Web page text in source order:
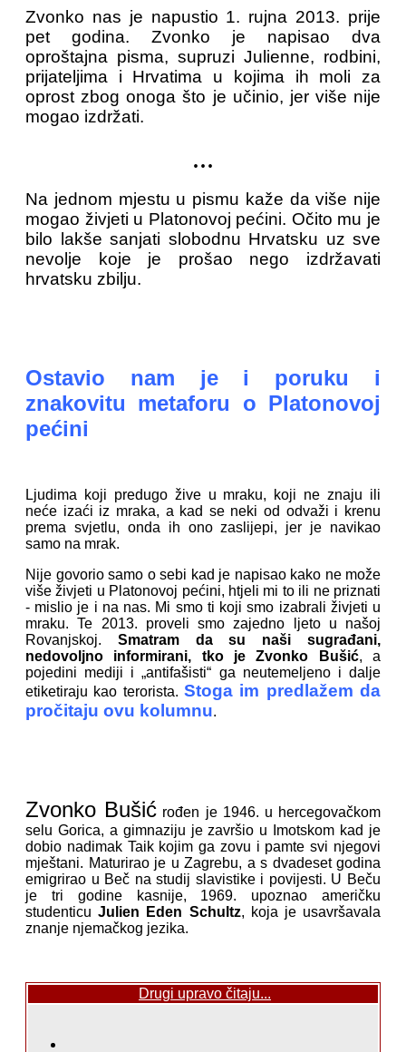
Zvonko nas je napustio 1. rujna 2013. prije
pet godina. Zvonko je napisao dva
oproštajna pisma, supruzi Julienne, rodbini,
prijateljima i Hrvatima u kojima ih moli za
oprost zbog onoga što je učinio, jer više nije
mogao izdržati.
...
Na jednom mjestu u pismu kaže da više nije
mogao živjeti u Platonovoj pećini. Očito mu je
bilo lakše sanjati slobodnu Hrvatsku uz sve
nevolje koje je prošao nego izdržavati
hrvatsku zbilju.
Ostavio nam je i poruku i
znakovitu metaforu o Platonovoj
pećini
Ljudima koji predugo žive u mraku, koji ne znaju ili
neće izaći iz mraka, a kad se neki od odvaži i krenu
prema svjetlu, onda ih ono zaslijepi, jer je navikao
samo na mrak.
Nije govorio samo o sebi kad je napisao kako ne može
više živjeti u Platonovoj pećini, htjeli mi to ili ne priznati
- mislio je i na nas. Mi smo ti koji smo izabrali živjeti u
mraku. Te 2013. proveli smo zajedno ljeto u našoj
Rovanjskoj. Smatram da su naši sugrađani,
nedovoljno informirani, tko je Zvonko Bušić, a
pojedini mediji i „antifašisti“ ga neutemeljeno i dalje
etiketiraju kao terorista. Stoga im predlažem da
pročitaju ovu kolumnu.
Zvonko Bušić rođen je 1946. u hercegovačkom
selu Gorica, a gimnaziju je završio u Imotskom kad je
dobio nadimak Taik kojim ga zovu i pamte svi njegovi
mještani. Maturirao je u Zagrebu, a s dvadeset godina
emigrirao u Beč na studij slavistike i povijesti. U Beču
je tri godine kasnije, 1969. upoznao američku
studenticuJulien Eden Schultz, koja je usavršavala
znanje njemačkog jezika.
Drugi upravo čitaju...